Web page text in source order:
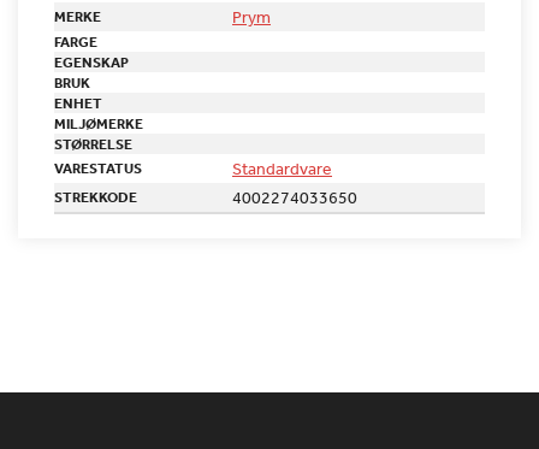
MERKE Prym
FARGE
EGENSKAP
BRUK
ENHET
MILJØMERKE
STØRRELSE
VARESTATUS
Standardvare
STREKKODE 4002274033650